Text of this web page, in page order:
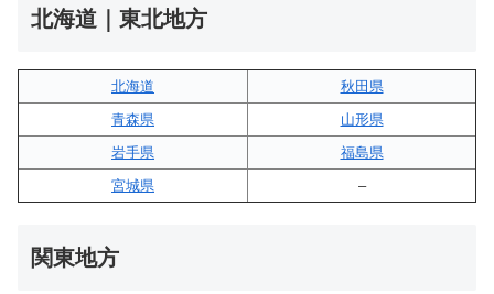
北海道｜東北地方
北海道
秋田県
青森県
山形県
岩手県
福島県
宮城県
–
関東地方